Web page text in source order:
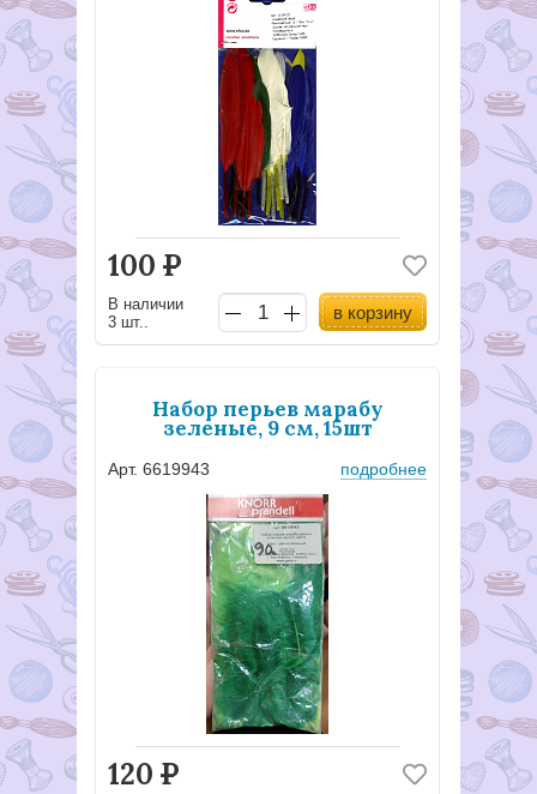
100 Р
В наличии
3 шт..
в корзину
Набор перьев марабу
зеленые, 9 см, 15шт
Арт. 6619943 подробнее
120 Р